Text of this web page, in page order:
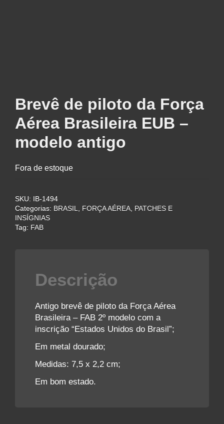
Brevê de piloto da Força
Aérea Brasileira EUB –
modelo antigo
Fora de estoque
SKU:
IB-1494
Categorias: BRASIL FORÇA AÉREA
PATCHES E
INSÍGNIAS
Tag: FAB
Descrição
Antigo brevê de piloto da Força Aérea
Brasileira – FAB 2º modelo com a
inscrição “Estados Unidos do Brasil”;
Em metal dourado;
Medidas: 7,5 x 2,2 cm;
Em bom estado.